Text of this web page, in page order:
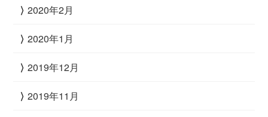
2020年2月
2020年1月
2019年12月
2019年11月